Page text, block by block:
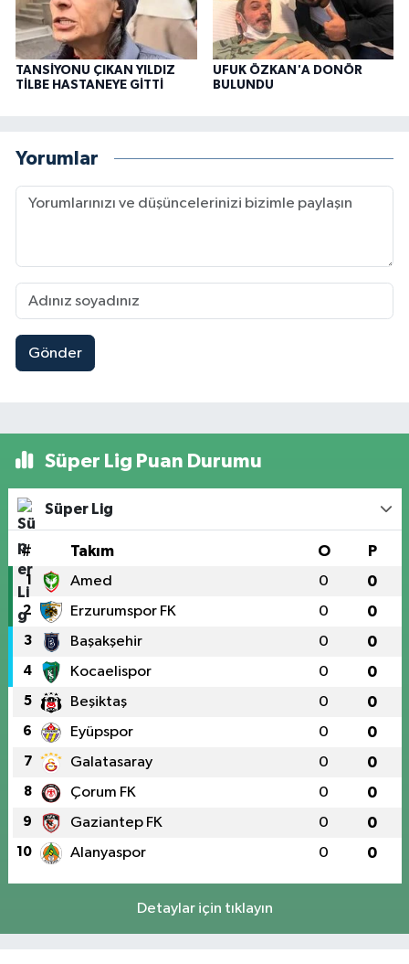
TANSİYONU ÇIKAN YILDIZ
TİLBE HASTANEYE GİTTİ
UFUK ÖZKAN'A DONÖR
BULUNDU
Yorumlar
Gönder
Süper Lig Puan Durumu
Süper Lig
# Takım O P
1 Amed 0 0
2 Erzurumspor FK 0 0
3 Başakşehir 0 0
4 Kocaelispor 0 0
5 Beşiktaş 0 0
6 Eyüpspor 0 0
7 Galatasaray 0 0
8 Çorum FK 0 0
9 Gaziantep FK 0 0
10 Alanyaspor 0 0
Detaylar için tıklayın